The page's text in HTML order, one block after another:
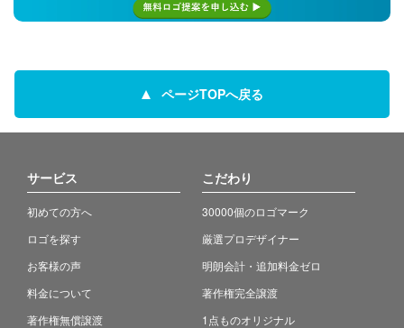
ページTOPへ戻る
サービス
初めての方へ
ロゴを探す
お客様の声
料金について
著作権無償譲渡
こだわり
30000個のロゴマーク
厳選プロデザイナー
明朗会計・追加料金ゼロ
著作権完全譲渡
1点ものオリジナル